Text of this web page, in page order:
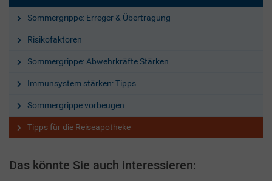
Sommergrippe: Erreger & Übertragung
Risikofaktoren
Sommergrippe: Abwehrkräfte Stärken
Immunsystem stärken: Tipps
Sommergrippe vorbeugen
Tipps für die Reiseapotheke
Das könnte Sie auch interessieren: